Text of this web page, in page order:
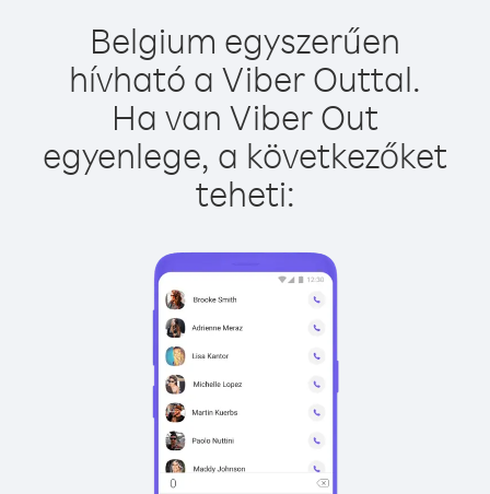
Belgium egyszerűen
hívható a Viber Outtal.
Ha van Viber Out
egyenlege, a következőket
teheti: